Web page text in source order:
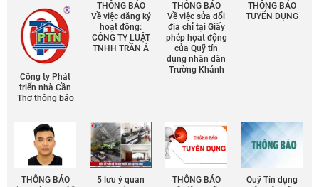
Công ty Phát
triển nhà Cần
Thơ thông báo
THÔNG BÁO
Về việc đăng ký
hoạt động:
CÔNG TY LUẬT
TNHH TRẦN Á
THÔNG BÁO
Về việc sửa đổi
địa chỉ tại Giấy
phép họat động
của Quỹ tín
dụng nhân dân
Trường Khánh
THÔNG BÁO
TUYỂN DỤNG
THÔNG BÁO
5 lưu ý quan
THÔNG BÁO
Quỹ Tín dụng